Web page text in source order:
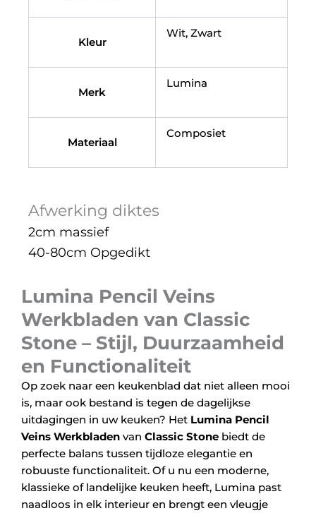
Kleur
Wit, Zwart
Merk
Lumina
Materiaal
Composiet
Afwerking diktes
2cm massief
40-80cm Opgedikt
Lumina Pencil Veins
Werkbladen van Classic
Stone – Stijl, Duurzaamheid
en Functionaliteit
Op zoek naar een keukenblad dat niet alleen mooi
is, maar ook bestand is tegen de dagelijkse
uitdagingen in uw keuken? Het Lumina Pencil
Veins Werkbladen van Classic Stone biedt de
perfecte balans tussen tijdloze elegantie en
robuuste functionaliteit. Of u nu een moderne,
klassieke of landelijke keuken heeft, Lumina past
naadloos in elk interieur en brengt een vleugje